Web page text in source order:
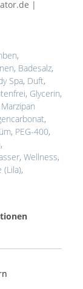
|
,
, Badesalz,
Spa, Duft,
, Glycerin,
Marzipan
,
, PEG-400,
,
, Wellness,
(Lila),